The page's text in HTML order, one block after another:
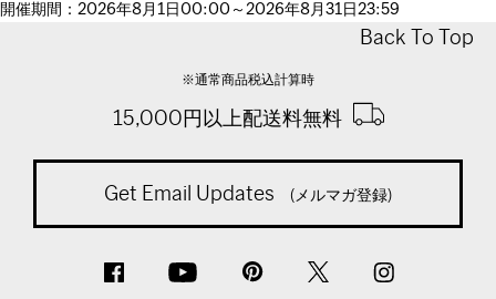
開催期間：2026年8月1日00:00～2026年8月31日23:59
Back To Top
※通常商品税込計算時
15,000円以上配送料無料
Get Email Updates (メルマガ登録)